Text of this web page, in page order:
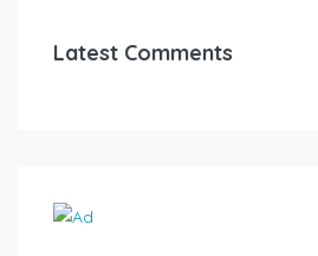
Latest Comments